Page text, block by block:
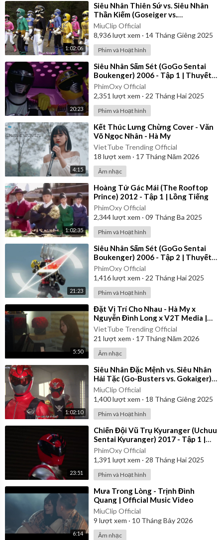
1:02:06
⁣Siêu Nhân Thiên Sứ vs. Siêu Nhân
Thần Kiếm (Goseiger vs.
Shinkenger) | Vietsub
MiuClip Official
8,936lượt xem · 14 Tháng Giêng 2025
Phim và Hoạt hình
20:23
⁣Siêu Nhân Sấm Sét (GoGo Sentai
Boukenger) 2006 - Tập 1 | Thuyết
Minh
PhimOxy Official
2,351 lượt xem · 22 Tháng Hai 2025
Phim và Hoạt hình
4:15
⁣Kết Thúc Lưng Chừng Cover - Văn
Võ Ngọc Nhân - Hà My
VietTube Trending Official
18 lượt xem · 17 Tháng Năm 2026
Âm nhạc
1:02:35
⁣Hoàng Tử Gác Mái (The Rooftop
Prince) 2012 - Tập 1 | Lồng Tiếng
PhimOxy Official
2,344lượt xem · 09 Tháng Ba 2025
Phim và Hoạt hình
21:23
⁣Siêu Nhân Sấm Sét (GoGo Sentai
Boukenger) 2006 - Tập 2 | Thuyết
Minh
PhimOxy Official
1,416lượt xem · 22 Tháng Hai 2025
Phim và Hoạt hình
5:50
⁣Đặt Vị Trí Cho Nhau - Hà My x
Nguyễn Đình Long x V2T Media |
Official Music Video
VietTube Trending Official
21 lượt xem · 17 Tháng Năm 2026
Âm nhạc
1:02:10
⁣Siêu Nhân Đặc Mệnh vs. Siêu Nhân
Hải Tặc (Go-Busters vs. Gokaiger) |
Vietsub
MiuClip Official
1,400lượt xem · 18 Tháng Giêng 2025
Phim và Hoạt hình
23:51
⁣Chiến Đội Vũ Trụ Kyuranger (Uchuu
Sentai Kyuranger) 2017 - Tập 1 |
Thuyết Minh
PhimOxy Official
1,391 lượt xem · 28 Tháng Hai 2025
Phim và Hoạt hình
6:14
⁣Mưa Trong Lòng - Trịnh Đình
Quang | Official Music Video
MiuClip Official
9 lượt xem · 10 Tháng Bảy 2026
Âm nhạc